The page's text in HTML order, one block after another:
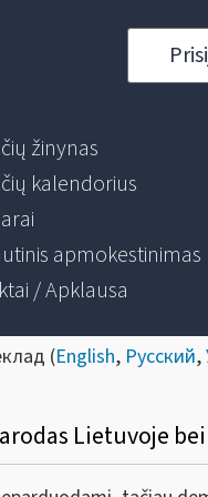
žinynas
kalendorius
apmokestinimas
/ Apklausa
(English, Русский,